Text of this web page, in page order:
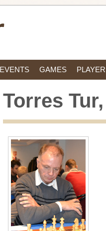
EVENTS GAMES
Torres